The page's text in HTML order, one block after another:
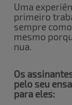
Uma
primeiro
sempre
mesmo
nua.
Os
pelo seu
para eles: